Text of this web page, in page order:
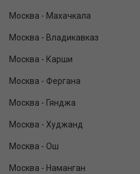
Москва - Махачкала
Москва - Владикавказ
Москва - Карши
Москва - Фергана
Москва - Гянджа
Москва - Худжанд
Москва - Ош
Москва - Наманган